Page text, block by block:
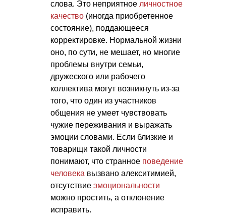
слова. Это неприятное личностное
качество (иногда приобретенное
состояние), поддающееся
корректировке. Нормальной жизни
оно, по сути, не мешает, но многие
проблемы внутри семьи,
дружеского или рабочего
коллектива могут возникнуть из-за
того, что один из участников
общения не умеет чувствовать
чужие переживания и выражать
эмоции словами. Если близкие и
товарищи такой личности
понимают, что странное поведение
человека вызвано алекситимией,
отсутствие эмоциональности
можно простить, а отклонение
исправить.